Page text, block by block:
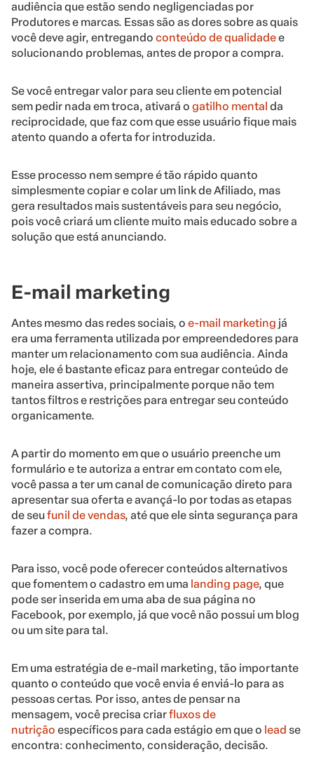
audiência que estão sendo negligenciadas por
Produtores e marcas. Essas são as dores sobre as quais
você deve agir, entregando conteúdo de qualidadee
solucionando problemas, antes de propor a compra.
Se você entregar valor para seu cliente em potencial
sem pedir nada em troca, ativará o gatilho mental da
reciprocidade, que faz com que esse usuário fique mais
atento quando a oferta for introduzida.
Esse processo nem sempre é tão rápido quanto
simplesmente copiar e colar um link de Afiliado, mas
gera resultados mais sustentáveis para seu negócio,
pois você criará um cliente muito mais educado sobre a
solução que está anunciando.
E-mail marketing
Antes mesmo das redes sociais, o e-mail marketing já
era uma ferramenta utilizada por empreendedores para
manter um relacionamento com sua audiência. Ainda
hoje, ele é bastante eficaz para entregar conteúdo de
maneira assertiva, principalmente porque não tem
tantos filtros e restrições para entregar seu conteúdo
organicamente.
A partir do momento em que o usuário preenche um
formulário e te autoriza a entrar em contato com ele,
você passa a ter um canal de comunicação direto para
apresentar sua oferta e avançá-lo por todas as etapas
de seufunil de vendas, até que ele sinta segurança para
fazer a compra.
Para isso, você pode oferecer conteúdos alternativos
que fomentem o cadastro em uma landing page, que
pode ser inserida em uma aba de sua página no
Facebook, por exemplo, já que você não possui um blog
ou um site para tal.
Em uma estratégia de e-mail marketing, tão importante
quanto o conteúdo que você envia é enviá-lo para as
pessoas certas. Por isso, antes de pensar na
mensagem, você precisa criarfluxos de
nutrição específicos para cada estágio em que o lead se
encontra: conhecimento, consideração, decisão.